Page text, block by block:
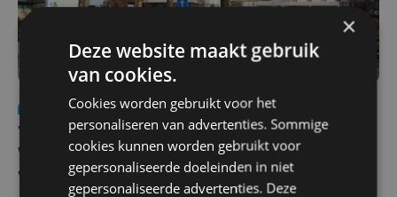
Nieuws
wo 5 augustus | 11:57
Vier Oostendse gynaecologen versterken dienst in AZ
West, dat ook een nieuwe voltijdse gynaecoloog
verwelkomt
×
Deze website maakt gebruik
van cookies.
Cookies worden gebruikt voor het
personaliseren van advertenties. Sommige
cookies kunnen worden gebruikt voor
gepersonaliseerde doeleinden in niet
gepersonaliseerde advertenties. Deze